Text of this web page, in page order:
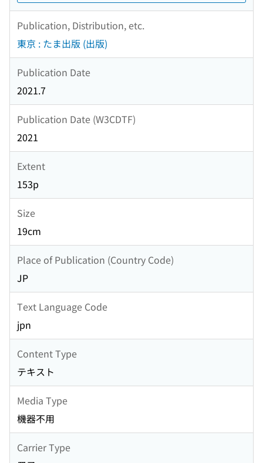
Publication, Distribution, etc.
東京 : たま出版 (出版)
Publication Date
2021.7
Publication Date (W3CDTF)
2021
Extent
153p
Size
19cm
Place of Publication (Country Code)
JP
Text Language Code
jpn
Content Type
テキスト
Media Type
機器不用
Carrier Type